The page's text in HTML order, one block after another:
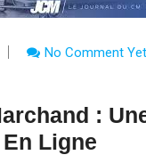
No Comment Yet
:
Ligne